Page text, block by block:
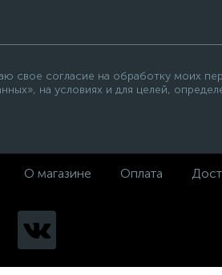
свое согласие на обработку моих
на условиях и для целей,
О магазине Оплата